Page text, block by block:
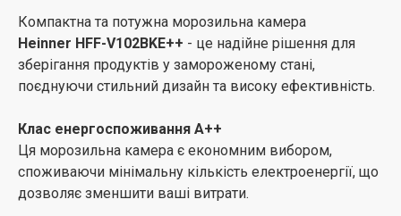
ваших продуктів у замороженому стані.
Компактна та потужна морозильна камера
Heinner HFF-V102BKE++ - це надійне рішення для
зберігання продуктів у замороженому стані,
поєднуючи стильний дизайн та високу ефективність.
Клас енергоспоживання А++
Ця морозильна камера є економним вибором,
споживаючи мінімальну кількість електроенергії, що
дозволяє зменшити ваші витрати.